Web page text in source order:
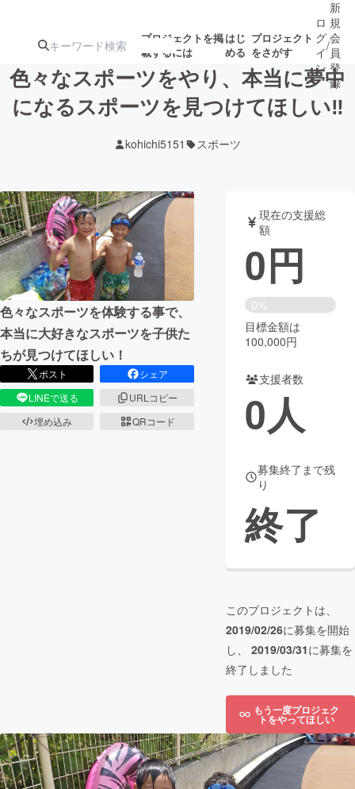
プロジェクトを掲
載するには
はじ
める
プロジェクト
をさがす
ジェクト
ロジェクト
アート・写真 音楽
テクノロジー・ガジェット ゲーム・サ
映像・映画 書籍・雑誌
ビジネス・起業 チャレンジ
まちづくり・地域活性化
CAMPFIRE Creation
ロ
グ
イ
ン
/
新
規
会
員
登
録
色々なスポーツをやり、本当に夢中
になるスポーツを見つけてほしい‼
kohichi5151 スポーツ
色々なスポーツを体験する事で、
本当に大好きなスポーツを子供た
ちが見つけてほしい！
ポスト
シェア
LINEで送る
URLコピー
埋め込み
QRコード
現在の支援総
額
0円
0%
目標金額は
100,000円
支援者数
0人
募集終了まで残
り
終了
このプロジェクトは、
2019/02/26に募集を開始
し、 2019/03/31に募集を
終了しました
もう一度プロジェク
トをやってほしい